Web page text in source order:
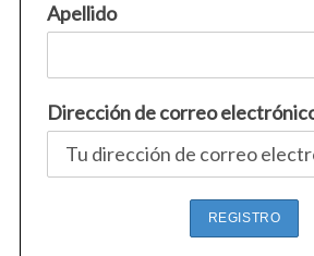
Apellido
Dirección de correo